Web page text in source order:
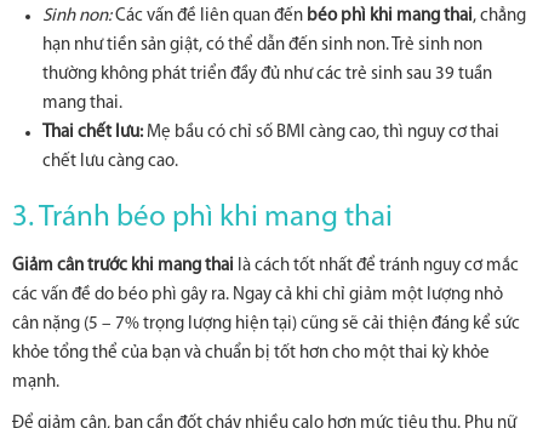
Sinh non:Các vấn đề liên quan đến béo phì khi mang thai, chẳng
hạn như tiền sản giật, có thể dẫn đến sinh non. Trẻ sinh non
thường không phát triển đầy đủ như các trẻ sinh sau 39 tuần
mang thai.
Thai chết lưu: Mẹ bầu có chỉ số BMI càng cao, thì nguy cơ thai
chết lưu càng cao.
3. Tránh béo phì khi mang thai
Giảm cân trước khi mang thai là cách tốt nhất để tránh nguy cơ mắc
các vấn đề do béo phì gây ra. Ngay cả khi chỉ giảm một lượng nhỏ
cân nặng (5 – 7% trọng lượng hiện tại) cũng sẽ cải thiện đáng kể sức
khỏe tổng thể của bạn và chuẩn bị tốt hơn cho một thai kỳ khỏe
mạnh.
Để giảm cân, bạn cần đốt cháy nhiều calo hơn mức tiêu thụ. Phụ nữ